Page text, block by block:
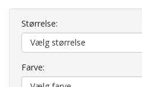
Størrelse:
Farve: